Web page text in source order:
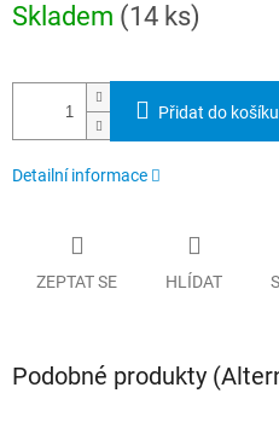
cena:
Skladem (14 ks)
Přidat do košíku
Detailní informace
ZEPTAT SE HLÍDAT
Podobné produkty